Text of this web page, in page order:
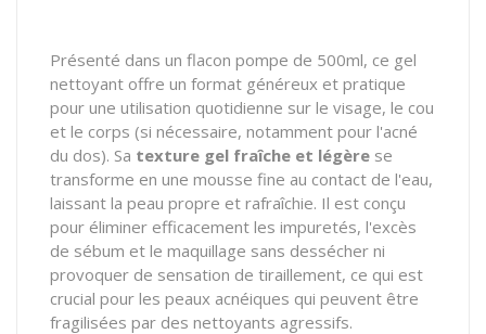
Présenté dans un flacon pompe de 500ml, ce gel
nettoyant offre un format généreux et pratique
pour une utilisation quotidienne sur le visage, le cou
et le corps (si nécessaire, notamment pour l'acné
du dos). Sa texture gel fraîche et légère se
transforme en une mousse fine au contact de l'eau,
laissant la peau propre et rafraîchie. Il est conçu
pour éliminer efficacement les impuretés, l'excès
de sébum et le maquillage sans dessécher ni
provoquer de sensation de tiraillement, ce qui est
crucial pour les peaux acnéiques qui peuvent être
fragilisées par des nettoyants agressifs.